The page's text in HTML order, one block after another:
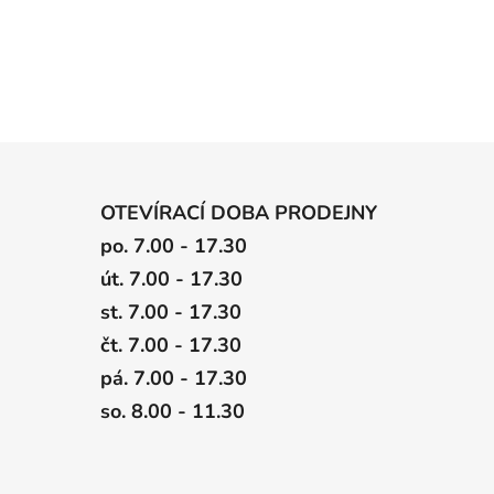
OTEVÍRACÍ DOBA PRODEJNY
po. 7.00 - 17.30
út. 7.00 - 17.30
st. 7.00 - 17.30
čt. 7.00 - 17.30
pá. 7.00 - 17.30
so. 8.00 - 11.30